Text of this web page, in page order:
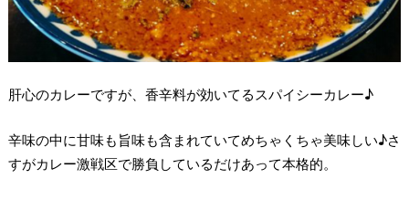
肝心のカレーですが、香辛料が効いてるスパイシーカレー♪
辛味の中に甘味も旨味も含まれていてめちゃくちゃ美味しい♪さ
すがカレー激戦区で勝負しているだけあって本格的。